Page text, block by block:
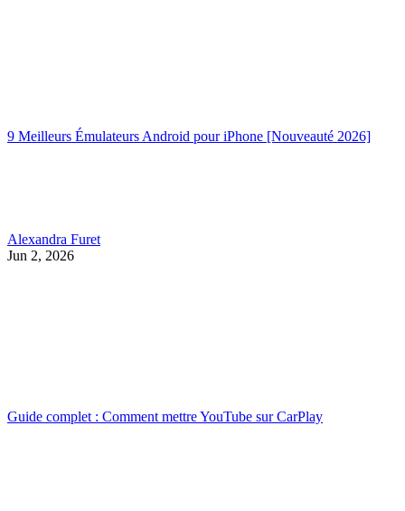
9 Meilleurs Émulateurs Android pour iPhone [Nouveauté 2026]
Alexandra Furet
Jun 2, 2026
Guide complet : Comment mettre YouTube sur CarPlay